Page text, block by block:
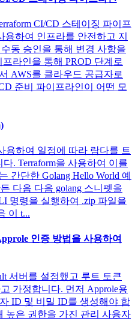
CI/CD 스테이징 파이프
용하여 인프라를 안전하고 지
동 승인을 통해 변경 사항을
라인을 통해 PROD 단계로
AWS를 클라우드 공급자로
준비 파이프라인이 어떤 모
용하여 일정에 따라 람다를 트
. Terraform을 사용하여 이를
간단한 Golang Hello World 예
다음 다음 golang 스니펫을
명령을 실행하여 .zip 파일을
이 t...
인증 방법을 사용하여
서버를 설정했고 루트 토큰
가정합니다. 먼저 Approle용
ID 및 비밀 ID를 생성해야 합
높은 권한을 가진 관리 사용자